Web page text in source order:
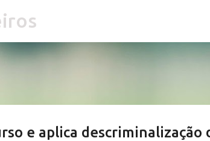
e aplica descriminalização